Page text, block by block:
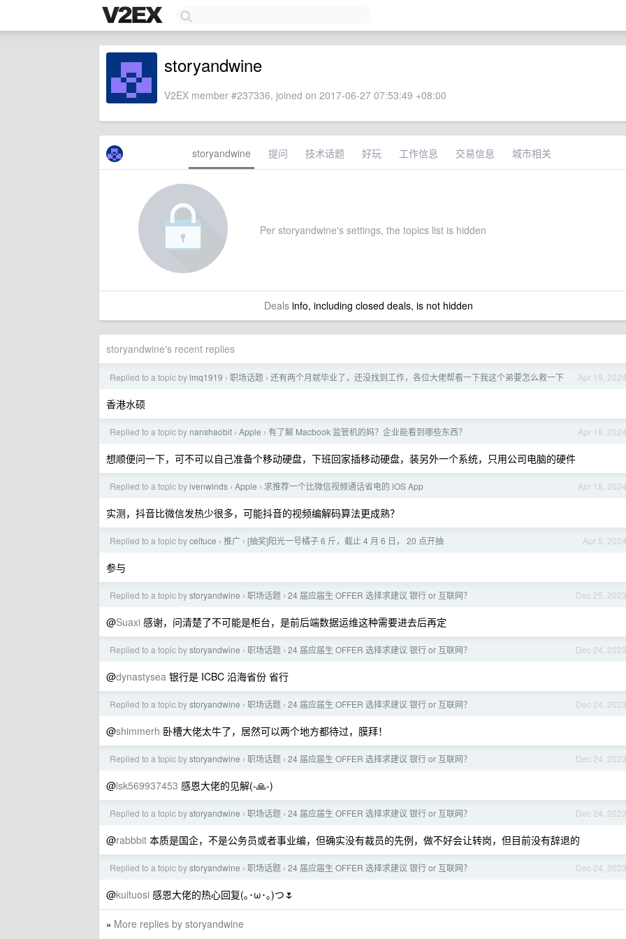
storyandwine
V2EX member #237336, joined on 2017-06-27 07:53:49 +08:00
storyandwine 提问 技术话题 好玩 工作信息 交易信息 城市相关
Per storyandwine's settings, the topics list is hidden
Dealsinfo, including closed deals, is not hidden
storyandwine's recent replies
Apr 19, 2024
Replied to a topic by lmq1919 › 职场话题 › 还有两个月就毕业了，还没找到工作，各位大佬帮看一下我这个弟要怎么救一下
香港水硕
Apr 18, 2024
Replied to a topic by nanshaobit › Apple › 有了解 Macbook 监管机的妈？企业能看到哪些东西？
想顺便问一下，可不可以自己准备个移动硬盘，下班回家插移动硬盘，装另外一个系统，只用公司电脑的硬件
Apr 18, 2024
Replied to a topic byivenwinds › Apple › 求推荐一个比微信视频通话省电的 iOS App
实测，抖音比微信发热少很多，可能抖音的视频编解码算法更成熟？
Apr 5, 2024
Replied to a topic byceltuce › 推广 › [抽奖]阳光一号橘子 6 斤，截止 4 月 6 日， 20 点开抽
参与
Dec 25, 2023
Replied to a topic bystoryandwine › 职场话题 › 24 届应届生 OFFER 选择求建议 银行 or 互联网？
@Suaxi 感谢，问清楚了不可能是柜台，是前后端数据运维这种需要进去后再定
Dec 24, 2023
Replied to a topic bystoryandwine › 职场话题 › 24 届应届生 OFFER 选择求建议 银行 or 互联网？
@dynastysea 银行是 ICBC 沿海省份 省行
Dec 24, 2023
Replied to a topic bystoryandwine › 职场话题 › 24 届应届生 OFFER 选择求建议 银行 or 互联网？
@shimmerh 卧槽大佬太牛了，居然可以两个地方都待过，膜拜！
Dec 24, 2023
Replied to a topic bystoryandwine › 职场话题 › 24 届应届生 OFFER 选择求建议 银行 or 互联网？
@lsk569937453 感恩大佬的见解(-🙏-)
Dec 24, 2023
Replied to a topic bystoryandwine › 职场话题 › 24 届应届生 OFFER 选择求建议 银行 or 互联网？
@rabbbit 本质是国企，不是公务员或者事业编，但确实没有裁员的先例，做不好会让转岗，但目前没有辞退的
Dec 24, 2023
Replied to a topic bystoryandwine › 职场话题 › 24 届应届生 OFFER 选择求建议 银行 or 互联网？
@kuituosi 感恩大佬的热心回复(｡･ω･｡)つ🌷
» More replies by storyandwine